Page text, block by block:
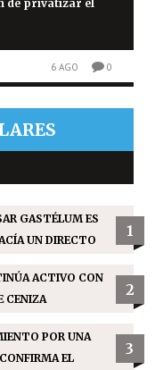
de privatizar el
6 AGO 0
GASTÉLUM ES
UN DIRECTO
1
ACTIVO CON
CENIZA
2
POR UNA
EL
3